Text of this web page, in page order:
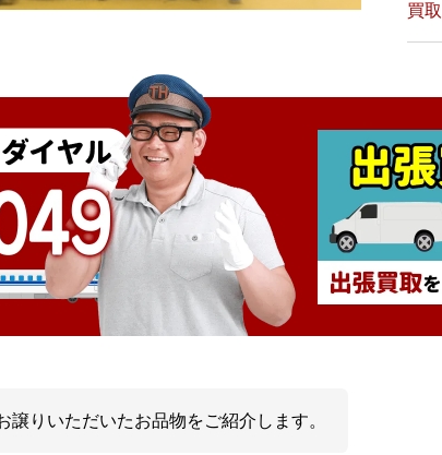
買
譲りいただいたお品物をご紹介します。